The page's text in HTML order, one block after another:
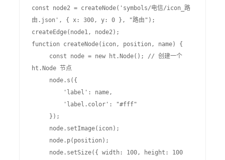
const node2 = createNode('symbols/电信/icon_路
由.json', { x: 300, y: 0 }, "路由");
createEdge(node1, node2);
function createNode(icon, position, name) {
ht.Node 节点